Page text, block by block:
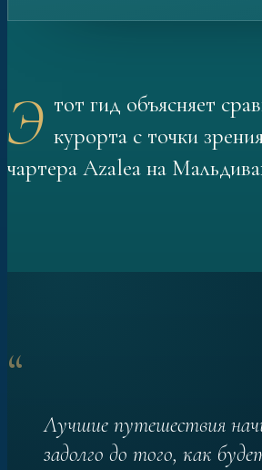
Э тот гид объясняет
курорта с точки
чартера Azalea на
“
Лучшие путешествия
задолго до того, как